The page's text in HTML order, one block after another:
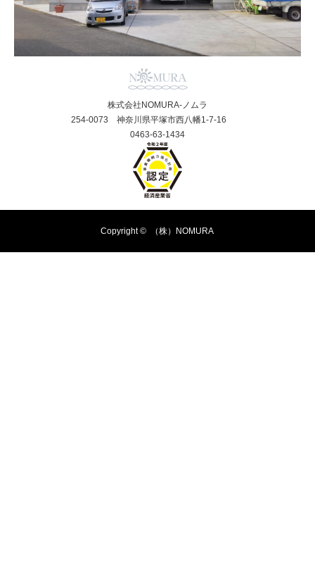
株式会社NOMURA-ノムラ
254-0073 神奈川県平塚市西八幡1-7-16
0463-63-1434
Copyright © （株）NOMURA